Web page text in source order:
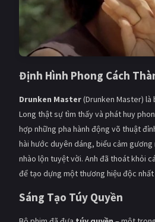
Định Hình Phong Cách
Drunken Master(Drunken Master) là
Long thật sự tìm thấy và phát huy
hợp những pha hành động võ thuật
hài hước duyên dáng, biểu cảm
nhào lộn tuyệt vời. Anh đã thoát khỏi
để tạo dựng một thương hiệu độc nhất
Sáng Tạo Túy Quyền